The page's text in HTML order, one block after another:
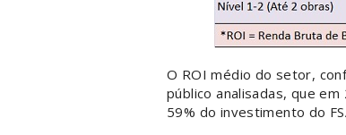
O ROI médio do setor,
público analisadas, que
59% do investimento do